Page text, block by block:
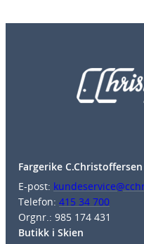
Fargerike C.Christoffersen
E-post:
Telefon: 415 34 700
Orgnr.: 985 174 431
Butikk i Skien